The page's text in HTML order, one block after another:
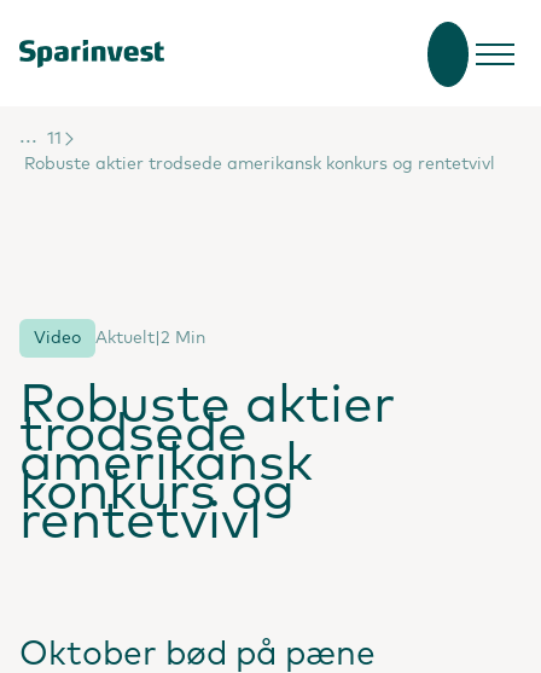
...
11
Robuste aktier trodsede amerikansk konkurs og rentetvivl
Video Aktuelt 2 Min
Robuste aktier
trodsede
amerikansk
konkurs og
rentetvivl
Oktober bød på pæne